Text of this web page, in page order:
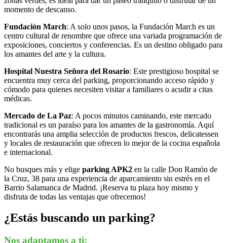
momento de descanso.
Fundación March: A solo unos pasos, la Fundación March es un
centro cultural de renombre que ofrece una variada programación de
exposiciones, conciertos y conferencias. Es un destino obligado para
los amantes del arte y la cultura.
Hospital Nuestra Señora del Rosario: Este prestigioso hospital se
encuentra muy cerca del parking, proporcionando acceso rápido y
cómodo para quienes necesiten visitar a familiares o acudir a citas
médicas.
Mercado de La Paz: A pocos minutos caminando, este mercado
tradicional es un paraíso para los amantes de la gastronomía. Aquí
encontrarás una amplia selección de productos frescos, delicatessen
y locales de restauración que ofrecen lo mejor de la cocina española
e internacional.
No busques más y elige parking APK2 en la calle Don Ramón de
la Cruz, 38 para una experiencia de aparcamiento sin estrés en el
Barrio Salamanca de Madrid. ¡Reserva tu plaza hoy mismo y
disfruta de todas las ventajas que ofrecemos!
¿Estás buscando un parking?
Nos adaptamos a ti: